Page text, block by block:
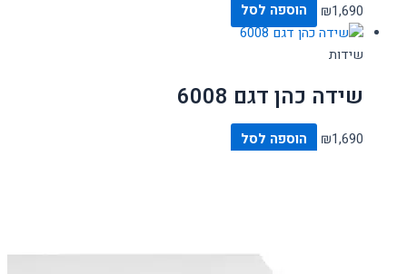
₪1,690 הוספה לסל
שידות
שידה כהן דגם 6008
₪1,690 הוספה לסל